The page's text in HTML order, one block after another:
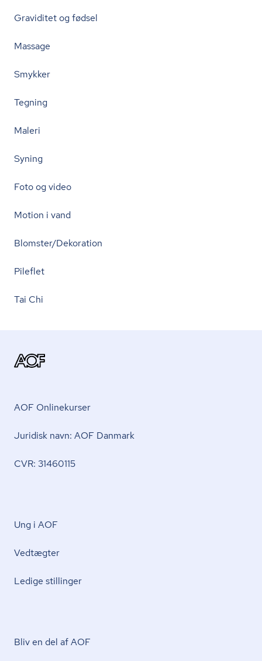
Graviditet og fødsel
Massage
Smykker
Tegning
Maleri
Syning
Foto og video
Motion i vand
Blomster/Dekoration
Pileflet
Tai Chi
AOF Onlinekurser
Juridisk navn: AOF Danmark
CVR: 31460115
Ung i AOF
Vedtægter
Ledige stillinger
Bliv en del af AOF